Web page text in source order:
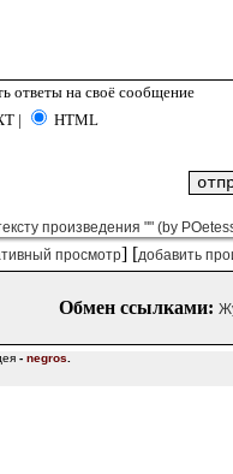
ответы на своё сообщение
|
HTML
произведения "" (by
просмотр] [добавить
Обмен ссылками:
- negros